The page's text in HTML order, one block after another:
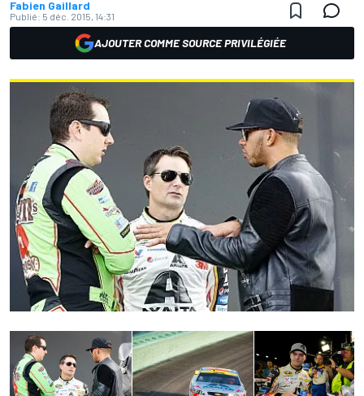
Fabien Gaillard
Publié: 5 déc. 2015, 14:31
AJOUTER COMME SOURCE PRIVILÉGIÉE